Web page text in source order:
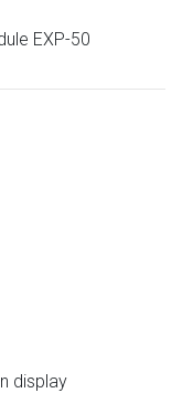
EXP-50
display